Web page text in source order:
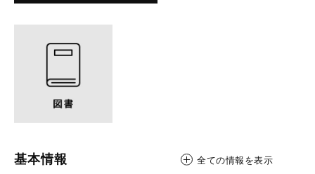
基本情報 全ての情報を表示